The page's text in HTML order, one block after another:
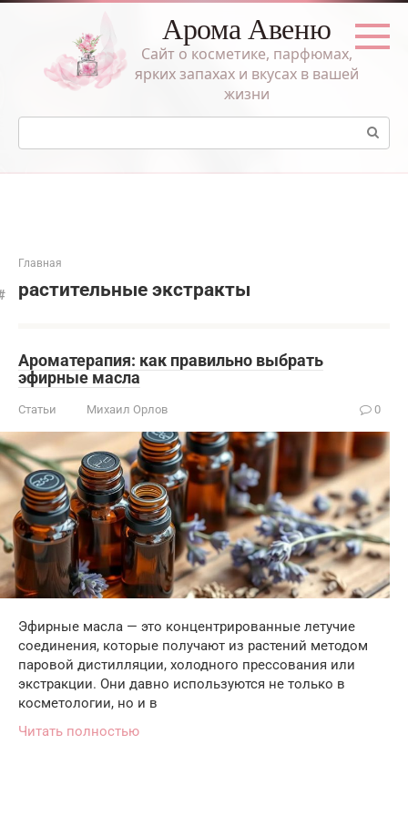
Перейти
Арома Авеню
Сайт о косметике, парфюмах,
ярких запахах и вкусах в вашей
жизни
Поиск:
Главная
растительные экстракты
Ароматерапия: как правильно выбрать
эфирные масла
Статьи Михаил Орлов 0
Эфирные масла — это концентрированные летучие
соединения, которые получают из растений методом
паровой дистилляции, холодного прессования или
экстракции. Они давно используются не только в
косметологии, но и в
Читать полностью